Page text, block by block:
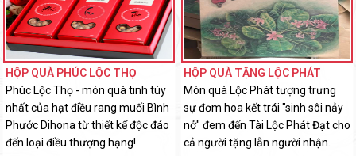
HỘP QUÀ PHÚC LỘC THỌ
Phúc Lộc Thọ - món quà tinh túy
nhất của hạt điều rang muối Bình
Phước Dihona từ thiết kế độc đáo
đến loại điều thượng hạng!
HỘP QUÀ TẶNG LỘC PHÁT
Món quà Lộc Phát tượng trưng
sự đơm hoa kết trái "sinh sôi nảy
nở" đem đến Tài Lộc Phát Đạt cho
cả người tặng lẫn người nhận.